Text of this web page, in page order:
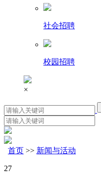
社会招聘
校园招聘
×
首页 >> 新闻与活动
27